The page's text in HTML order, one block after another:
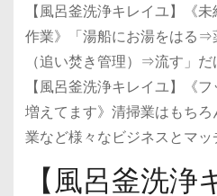
【風呂釜洗浄キレイユ】《
作業》「湯船にお湯をはる
（追い焚き管理）⇒流す」
【風呂釜洗浄キレイユ】《
増えてます》清掃業はもち
業など様々なビジネスとマッ
【風呂釜洗